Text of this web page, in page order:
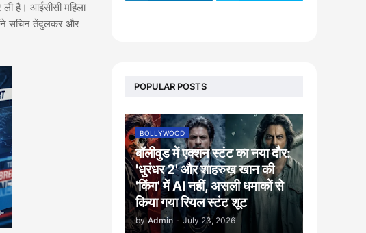
है। आईसीसी महिला
सचिन तेंदुलकर और
POPULAR POSTS
BOLLYWOOD
बॉलीवुड में एक्शन स्टंट का नया दौर:
'धुरंधर 2' और शाहरुख़ खान की
'किंग' में AI नहीं, असली धमाकों से
किया गया रियल स्टंट शूट
by Admin - July 23, 2026